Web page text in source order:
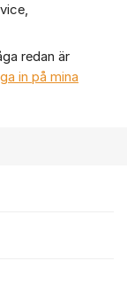
redan är
in på mina